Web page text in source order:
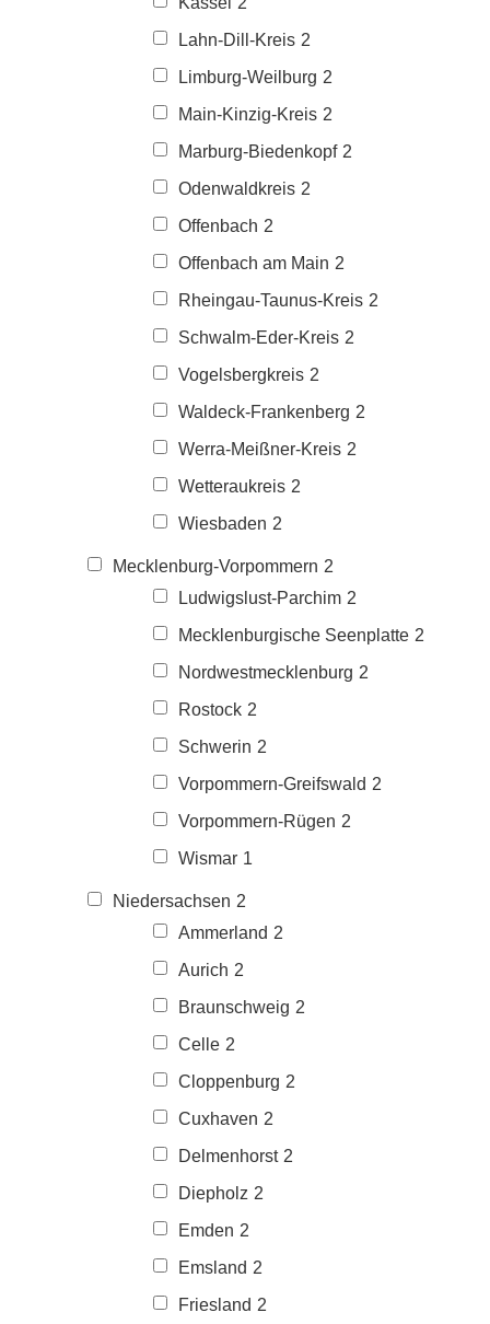
Lahn-Dill-Kreis 2
Limburg-Weilburg 2
Main-Kinzig-Kreis 2
Marburg-Biedenkopf 2
Odenwaldkreis 2
Offenbach 2
Offenbach am Main 2
Rheingau-Taunus-Kreis 2
Schwalm-Eder-Kreis 2
Vogelsbergkreis 2
Waldeck-Frankenberg 2
Werra-Meißner-Kreis 2
Wetteraukreis 2
Wiesbaden 2
Mecklenburg-Vorpommern 2
Ludwigslust-Parchim 2
Mecklenburgische Seenplatte 2
Nordwestmecklenburg 2
Rostock 2
Schwerin 2
Vorpommern-Greifswald 2
Vorpommern-Rügen 2
Wismar 1
Niedersachsen 2
Ammerland 2
Aurich 2
Braunschweig 2
Celle 2
Cloppenburg 2
Cuxhaven 2
Delmenhorst 2
Diepholz 2
Emden 2
Emsland 2
Friesland 2